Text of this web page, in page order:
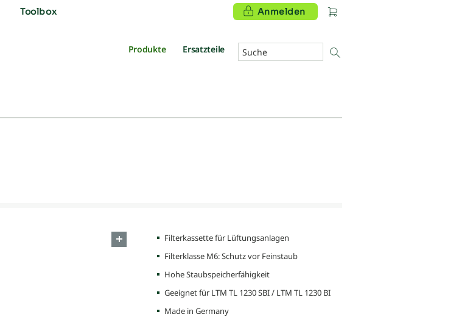
Toolbox Anmelden
Produkte Ersatzteile
Filterkassette für Lüftungsanlagen
Filterklasse M6: Schutz vor Feinstaub
Hohe Staubspeicherfähigkeit
Geeignet für LTM TL 1230 SBI / LTM TL 1230 BI
Made in Germany